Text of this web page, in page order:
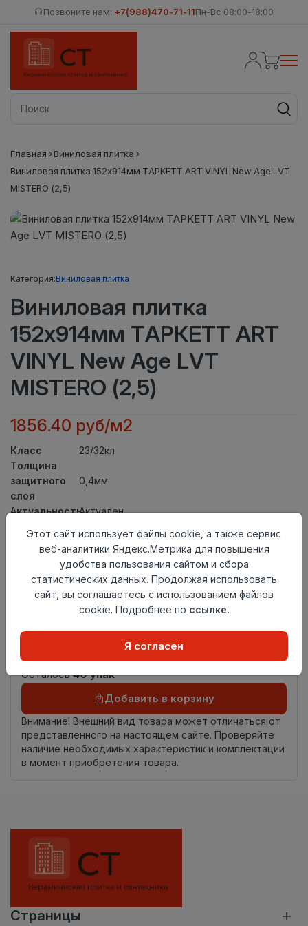
Позвоните нам: +7(988)470-71-11Пн-Вс 08:00-18:00
Главная
Виниловая плитка
Виниловая плитка 152x914мм ТАРКЕТТ ART VINYL New Age LVT
MISTERO (2,5)
Категория:Виниловая плитка
Виниловая плитка
152x914мм ТАРКЕТТ ART
VINYL New Age LVT
MISTERO (2,5)
1856.40 руб/м2
Класс
23/32кл
Толщина
защитного
слоя
0,4мм
АктуальностьАктуален
Размер
доски
152x914мм
Теплый пол
до +27 градусов
Способ
укладки
На клей
Без фаски
Страна
Осталось40 упак
Добавить в корзину
Внимание! Внешний вид товара может отличаться от
представленного на настоящем сайте. Проверяйте
наличие необходимых характеристик и комплектации
в момент приобретения товара.
Страницы
Этот сайт использует файлы cookie, а также сервис
веб-аналитики Яндекс.Метрика для повышения
удобства пользования сайтом и сбора
статистических данных. Продолжая использовать
сайт, вы соглашаетесь с использованием файлов
cookie. Подробнее по ссылке.
Я согласен